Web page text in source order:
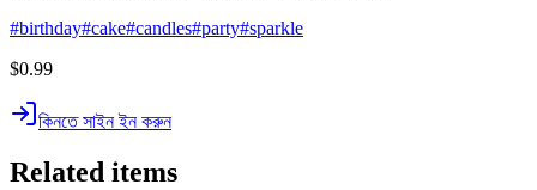
#birthday#cake#candles#party#sparkle
$0.99
কিনতে সাইন ইন করুন
Related items